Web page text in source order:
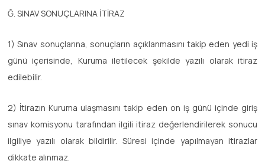
Ğ. SINAV SONUÇLARINA İTİRAZ
1) Sınav sonuçlarına, sonuçların açıklanmasını takip eden yedi iş
günü içerisinde, Kuruma iletilecek şekilde yazılı olarak itiraz
edilebilir.
2) İtirazın Kuruma ulaşmasını takip eden on iş günü içinde giriş
sınav komisyonu tarafından ilgili itiraz değerlendirilerek sonucu
ilgiliye yazılı olarak bildirilir. Süresi içinde yapılmayan itirazlar
dikkate alınmaz.